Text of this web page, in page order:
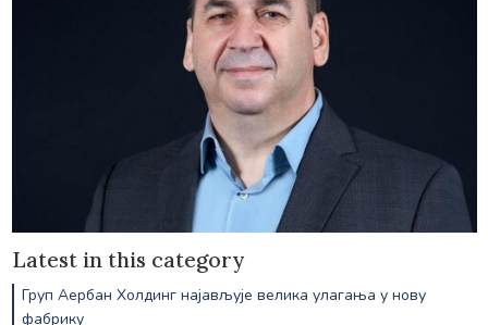
Latest in this category
Груп Аербан Холдинг најављује велика улагања у нову
фабрику